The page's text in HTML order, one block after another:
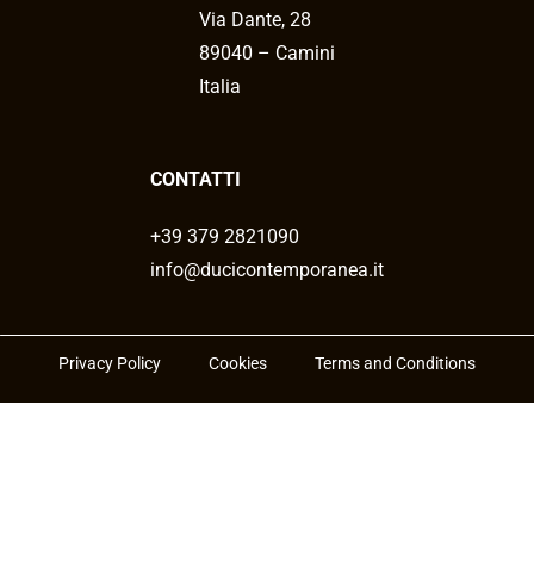
Via Dante, 28
89040 – Camini
Italia
CONTATTI
+39 379 2821090
info@ducicontemporanea.it
Privacy Policy Cookies Terms and Conditions